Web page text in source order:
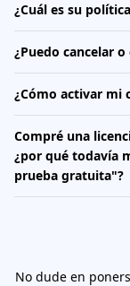
¿Cuál es su
¿Puedo cancelar
¿Cómo activar mi
Compré una
¿por qué todavía
prueba gratuita"?
No dude en